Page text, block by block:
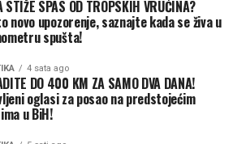
by Alo Online BA (@aloonline_ba)
da nije prvi put da se u tom
divlje životinje, ali da se ovoga
velikom broju jedinki na jednom
uspjeli su i da zabilježe prizor,
STIŽE SPAS OD TROPSKIH VRUĆINA?
novo upozorenje, saznajte kada se živa u
spušta!
4 sata ago
DO 400 KM ZA SAMO DVA DANA!
oglasi za posao na predstojećim
u BiH!